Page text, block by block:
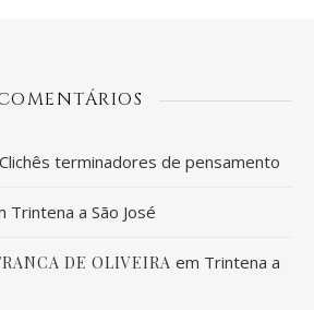
Clichês terminadores de pensamento
Trintena a São José
DE OLIVEIRA em Trintena a